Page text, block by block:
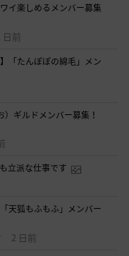
イ楽しめるメンバー募集
日前
「たんぽぽの綿毛」メン
ギルドメンバー募集！
立派な仕事です
天狐もふもふ」メンバー
2 日前